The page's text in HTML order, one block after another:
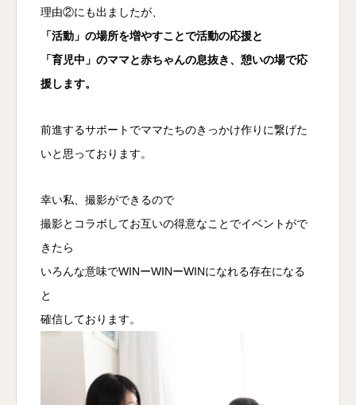
理由②にも出ましたが、
「活動」の場所を増やすことで活動の応援と
「育児中」のママと赤ちゃんの息抜き、憩いの場で応
援します。
前進するサポートでママたちのきっかけ作りに繋げた
いと思っております。
幸い私、撮影ができるので
撮影とコラボしてお互いの得意なことでイベントがで
きたら
いろんな意味でWINーWINーWINになれる存在になる
と
確信しております。